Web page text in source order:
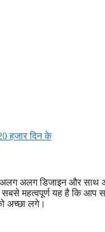
हजार दिन के
अलग अलग डिजाइन और
महत्वपूर्ण यह है कि आप
अच्छा लगे।